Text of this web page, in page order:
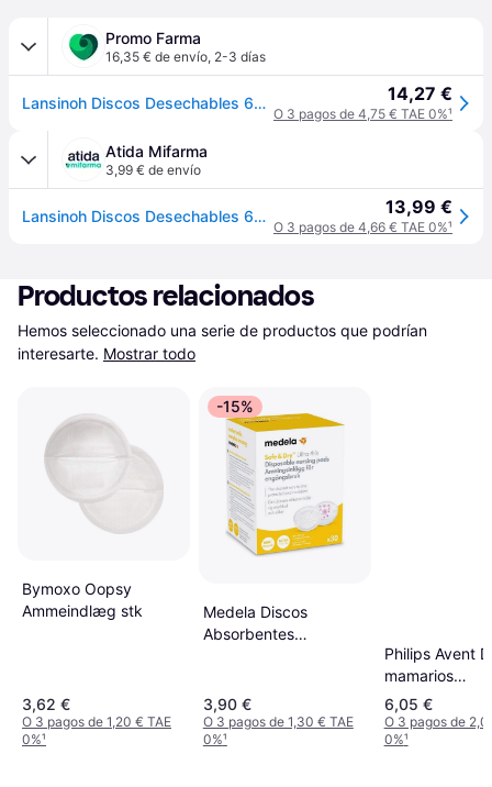
Promo Farma
16,35 € de envío, 2-3 días
Lansinoh Discos Desechables 60 u 14,27 €
O 3 pagos de 4,75 € TAE 0%¹
Atida Mifarma
3,99 € de envío
Lansinoh Discos Desechables 60 Uds 13,99 €
O 3 pagos de 4,66 € TAE 0%¹
Productos relacionados
Hemos seleccionado una serie de productos que podrían
interesarte. Mostrar todo
Bymoxo Oopsy
Ammeindlæg stk
3,62 €
O 3 pagos de 1,20 € TAE
0%¹
-15%
Medela Discos
Absorbentes
3,90 €
O 3 pagos de 1,30 € TAE
0%¹
Philips Avent
mamarios
desechables
6,05 €
O 3 pagos de
0%¹